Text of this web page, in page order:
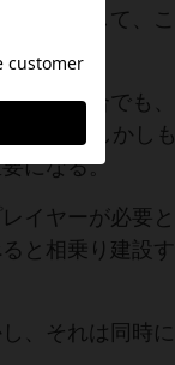
い。そして、こ
した場合でも、
きる。しかしも
になる。
イヤーが必要と
と相乗り建設す
、それは同時に